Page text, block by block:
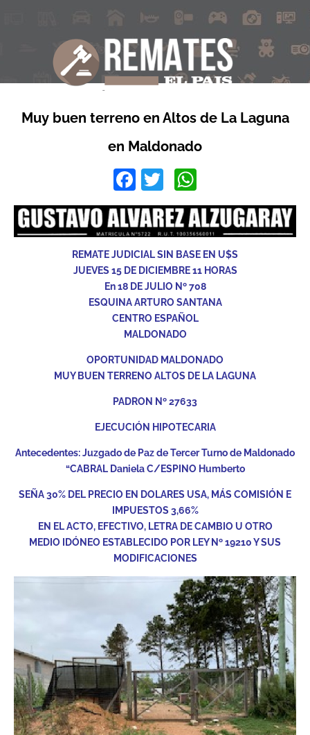
Muy buen terreno en Altos de La Laguna
en Maldonado
Facebook
Twitter
REMATE JUDICIAL SIN BASE EN U$S
JUEVES 15 DE DICIEMBRE 11 HORAS
En 18 DE JULIO Nº 708
ESQUINA ARTURO SANTANA
CENTRO ESPAÑOL
MALDONADO
OPORTUNIDAD MALDONADO
MUY BUEN TERRENO ALTOS DE LA LAGUNA
PADRON Nº 27633
EJECUCIÓN HIPOTECARIA
Antecedentes: Juzgado de Paz de Tercer Turno de Maldonado
“CABRAL Daniela C/ESPINO Humberto
SEÑA 30% DEL PRECIO EN DOLARES USA, MÁS COMISIÓN E
IMPUESTOS 3,66%
EN EL ACTO, EFECTIVO, LETRA DE CAMBIO U OTRO
MEDIO IDÓNEO ESTABLECIDO POR LEY Nº 19210 Y SUS
MODIFICACIONES